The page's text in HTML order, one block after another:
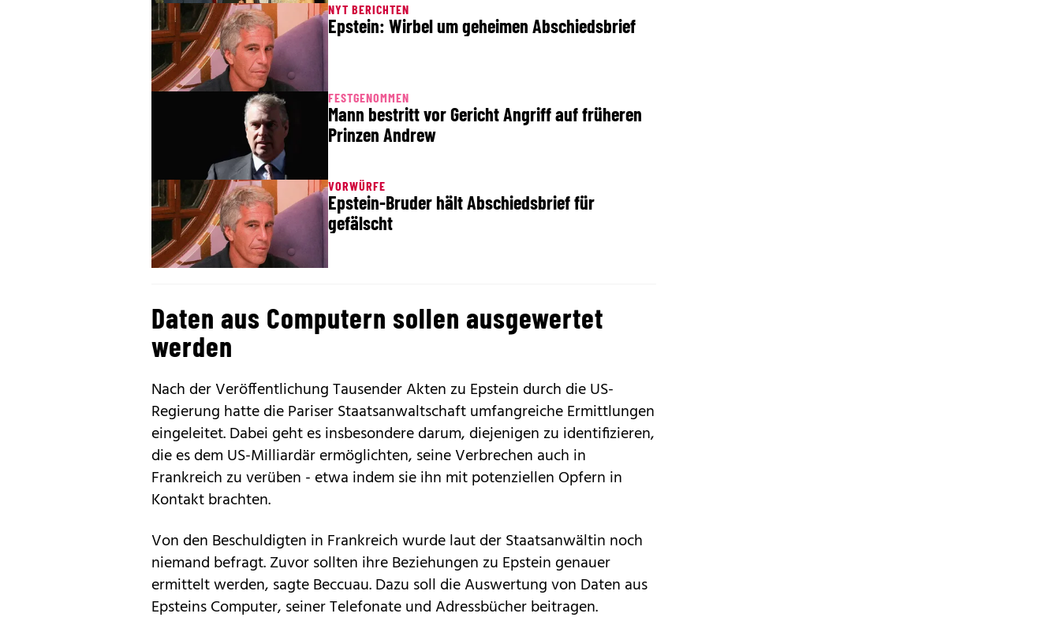
NYT BERICHTEN
Epstein: Wirbel um geheimen Abschiedsbrief
FESTGENOMMEN
Mann bestritt vor Gericht Angriff auf früheren
Prinzen Andrew
VORWÜRFE
Epstein-Bruder hält Abschiedsbrief für
gefälscht
Daten aus Computern sollen ausgewertet
werden
Nach der Veröffentlichung Tausender Akten zu Epstein durch die US-
Regierung hatte die Pariser Staatsanwaltschaft umfangreiche Ermittlungen
eingeleitet. Dabei geht es insbesondere darum, diejenigen zu identifizieren,
die es dem US-Milliardär ermöglichten, seine Verbrechen auch in
Frankreich zu verüben - etwa indem sie ihn mit potenziellen Opfern in
Kontakt brachten.
Von den Beschuldigten in Frankreich wurde laut der Staatsanwältin noch
niemand befragt. Zuvor sollten ihre Beziehungen zu Epstein genauer
ermittelt werden, sagte Beccuau. Dazu soll die Auswertung von Daten aus
Epsteins Computer, seiner Telefonate und Adressbücher beitragen.